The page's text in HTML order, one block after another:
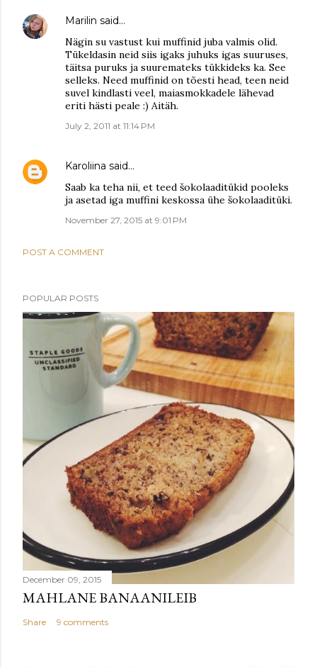
Marilin said…
Nägin su vastust kui muffinid juba valmis olid.
Tükeldasin neid siis igaks juhuks igas suuruses,
täitsa puruks ja suuremateks tükkideks ka. See
selleks. Need muffinid on tõesti head, teen neid
suvel kindlasti veel, maiasmokkadele lähevad
eriti hästi peale :) Aitäh.
July 2, 2011 at 11:14 PM
Karoliina said…
Saab ka teha nii, et teed šokolaaditükid pooleks
ja asetad iga muffini keskossa ühe šokolaaditüki.
November 27, 2015 at 9:01 PM
POST A COMMENT
POPULAR POSTS
December 09, 2015
MAHLANE BANAANILEIB
Share 9 comments